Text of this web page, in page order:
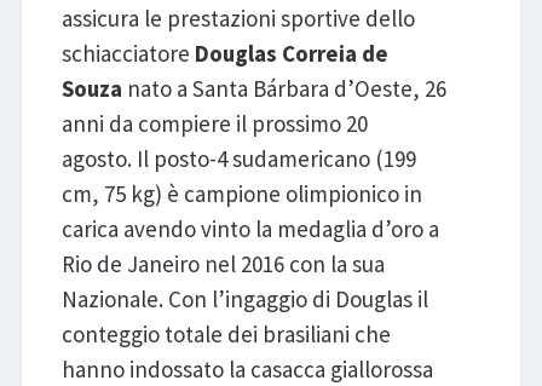
assicura le prestazioni sportive dello
schiacciatore Douglas Correia de
Souza nato a Santa Bárbara d’Oeste, 26
anni da compiere il prossimo 20
agosto. Il posto-4 sudamericano (199
cm, 75 kg) è campione olimpionico in
carica avendo vinto la medaglia d’oro a
Rio de Janeiro nel 2016 con la sua
Nazionale. Con l’ingaggio di Douglas il
conteggio totale dei brasiliani che
hanno indossato la casacca giallorossa